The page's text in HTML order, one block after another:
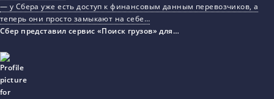
— у Сбера уже есть доступ к финансовым данным перевозчиков, а
теперь они просто замыкают на себе…
Сбер представил сервис «Поиск грузов» для…